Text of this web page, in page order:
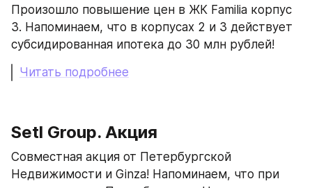
Произошло повышение цен в ЖК Familia корпус
3. Напоминаем, что в корпусах 2 и 3 действует
субсидированная ипотека до 30 млн рублей!
Читать подробнее
Setl Group. Акция
Совместная акция от Петербургской
Недвижимости и Ginza! Напоминаем, что при